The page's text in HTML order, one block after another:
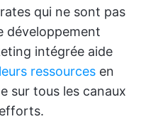
qui ne sont pas
développement
intégrée aide
ressources en
sur tous les canaux